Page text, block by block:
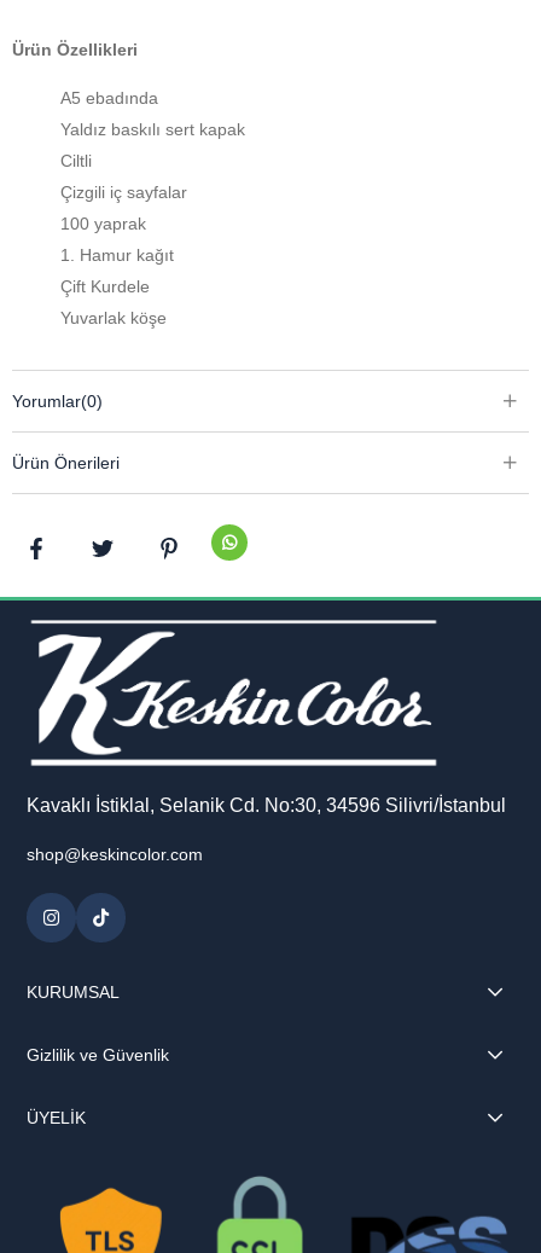
Ürün Özellikleri
A5 ebadında
Yaldız baskılı sert kapak
Ciltli
Çizgili iç sayfalar
100 yaprak
1. Hamur kağıt
Çift Kurdele
Yuvarlak köşe
Yorumlar(0)
Ürün Önerileri
Kavaklı İstiklal, Selanik Cd. No:30, 34596 Silivri/İstanbul
shop@keskincolor.com
KURUMSAL
Gizlilik ve Güvenlik
ÜYELİK